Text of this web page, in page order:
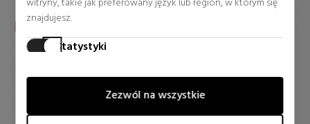
znajdujesz.
Statystyki
zrozumieć, w jaki sposób odwiedzający komunikują się z
witrynami, gromadząc i raportując informacje anonimowo.
Zezwól na wszystkie